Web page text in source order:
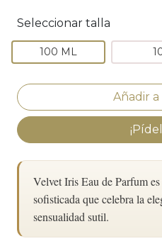
Seleccionar talla
100 ML
Velvet Iris Eau de Parfum
sofisticada que celebra la
sensualidad sutil.